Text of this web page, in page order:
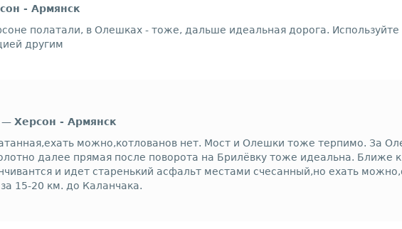
- Армянск
полатали, в Олешках - тоже, дальше идеальная дорога. Используйте
другим
— Херсон - Армянск
можно,котлованов нет. Мост и Олешки тоже терпимо. За
далее прямая после поворота на Брилёвку тоже идеальна. Ближе
и идет старенький асфальт местами счесанный,но ехать
15-20 км. до Каланчака.